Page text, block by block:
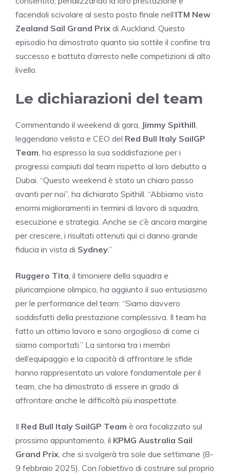
facendoli scivolare al sesto posto finale nell’ITM New
Zealand Sail Grand Prix di Auckland. Questo
episodio ha dimostrato quanto sia sottile il confine tra
successo e battuta d’arresto nelle competizioni di alto
livello.
Le dichiarazioni del team
Commentando il weekend di gara, Jimmy Spithill
leggendario velista e CEO del Red Bull Italy SailGP
Team , ha espresso la sua soddisfazione per i
progressi compiuti dal team rispetto al loro debutto a
Dubai. “Questo weekend è stato un chiaro passo
avanti per noi”, ha dichiarato Spithill. “Abbiamo visto
enormi miglioramenti in termini di lavoro di squadra,
esecuzione e strategia. Anche se c’è ancora margine
per crescere, i risultati ottenuti qui ci danno grande
fiducia in vista di Sydney.”
Ruggero Tita , il timoniere della squadra e
pluricampione olimpico, ha aggiunto il suo entusiasmo
per le performance del team: “Siamo davvero
soddisfatti della prestazione complessiva. Il team ha
fatto un ottimo lavoro e sono orgoglioso di come ci
siamo comportati.” La sintonia tra i membri
dell’equipaggio e la capacità di affrontare le sfide
hanno rappresentato un valore fondamentale per il
team, che ha dimostrato di essere in grado di
affrontare anche le difficoltà più inaspettate.
Il Red Bull Italy SailGP Team è ora focalizzato sul
prossimo appuntamento, il KPMG Australia Sail
Grand Prix , che si svolgerà tra sole due settimane (8-
9 febbraio 2025). Con l’obiettivo di costruire sul proprio